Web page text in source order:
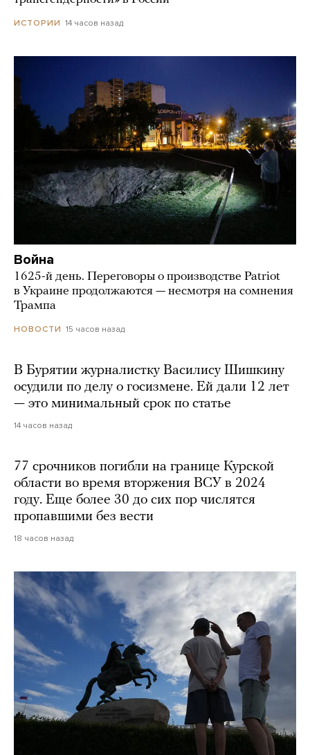
ИСТОРИИ 14 часов назад
Война
1625-й день. Переговоры о производстве Patriot
в Украине продолжаются — несмотря на сомнения
Трампа
НОВОСТИ 15 часов назад
В Бурятии журналистку Василису Шишкину
осудили по делу о госизмене. Ей дали 12 лет
— это минимальный срок по статье
14 часов назад
77 срочников погибли на границе Курской
области во время вторжения ВСУ в 2024
году. Еще более 30 до сих пор числятся
пропавшими без вести
18 часов назад